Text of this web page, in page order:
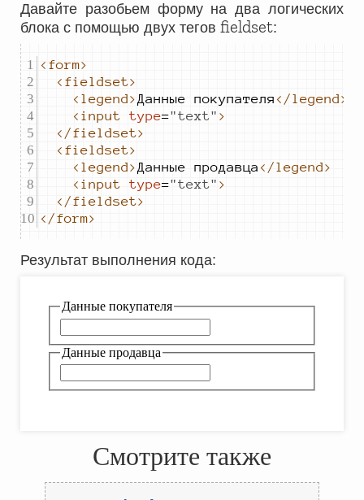
Давайте разобьем форму на два логических
блока с помощью двух тегов fieldset:
<form>
<fieldset>
<legend>Данные покупателя </legend>
<input type="text" >
</fieldset>
<fieldset>
<legend>Данные продавца </legend>
<input type="text" >
</fieldset>
</form>
Результат выполнения кода:
Смотрите также